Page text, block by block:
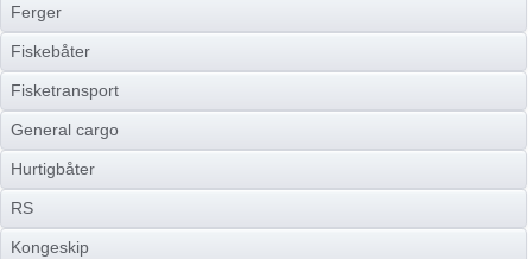
Ferger
Fiskebåter
Fisketransport
General cargo
Hurtigbåter
RS
Kongeskip